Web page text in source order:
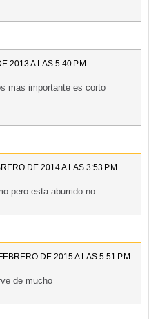
2013 A LAS 5:40 P.M.
mas importante es corto
DE 2014 A LAS 3:53 P.M.
pero esta aburrido no
DE 2015 A LAS 5:51 P.M.
de mucho